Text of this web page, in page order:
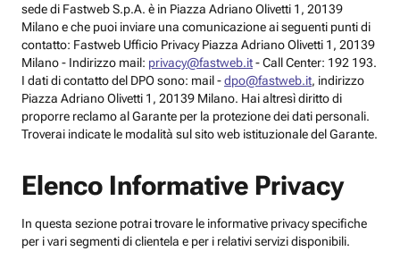
sede di Fastweb S.p.A. è in Piazza Adriano Olivetti 1, 20139
Milano e che puoi inviare una comunicazione ai seguenti punti di
contatto: Fastweb Ufficio Privacy Piazza Adriano Olivetti 1, 20139
Milano - Indirizzo mail: privacy@fastweb.it- Call Center: 192 193.
I dati di contatto del DPO sono: mail -dpo@fastweb.it, indirizzo
Piazza Adriano Olivetti 1, 20139 Milano. Hai altresì diritto di
proporre reclamo al Garante per la protezione dei dati personali.
Troverai indicate le modalità sul sito web istituzionale del Garante.
Elenco Informative Privacy
In questa sezione potrai trovare le informative privacy specifiche
per i vari segmenti di clientela e per i relativi servizi disponibili.